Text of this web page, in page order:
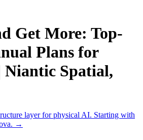
Get More: Top-
Plans for
Niantic Spatial,
layer for physical AI. Starting with
→